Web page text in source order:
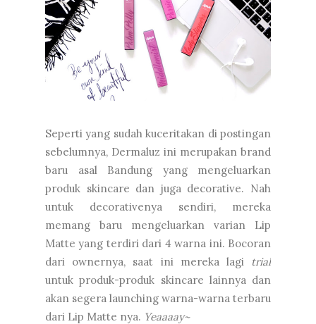
Seperti yang sudah kuceritakan di postingan
sebelumnya, Dermaluz ini merupakan brand
baru asal Bandung yang mengeluarkan
produk skincare dan juga decorative. Nah
untuk decorativenya sendiri, mereka
memang baru mengeluarkan varian Lip
Matte yang terdiri dari 4 warna ini. Bocoran
dari ownernya, saat ini mereka lagi
trial
untuk produk-produk skincare lainnya dan
akan segera launching warna-warna terbaru
dari Lip Matte nya. Yeaaaay~